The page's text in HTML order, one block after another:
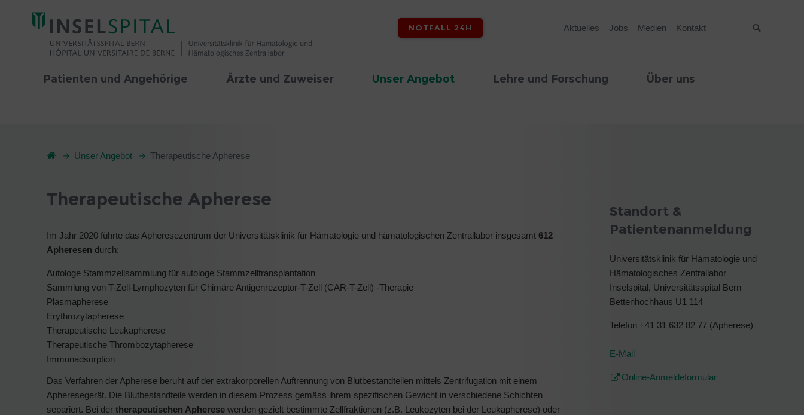
NOTFALL 24H Aktuelles Jobs Medien Kontakt
Patienten und Angehörige Ärzte und Zuweiser Unser Angebot Lehre und Forschung Über uns
Unser Angebot Therapeutische Apherese
Therapeutische Apherese
Im Jahr 2020 führte das Apheresezentrum der Universitätsklinik für Hämatologie und hämatologischen Zentrallabor insgesamt 612
Apheresen durch:
Autologe Stammzellsammlung für autologe Stammzelltransplantation
Sammlung von T-Zell-Lymphozyten für Chimäre Antigenrezeptor-T-Zell (CAR-T-Zell) -Therapie
Plasmapherese
Erythrozytapherese
Therapeutische Leukapherese
Therapeutische Thrombozytapherese
Immunadsorption
Das Verfahren der Apherese beruht auf der extrakorporellen Auftrennung von Blutbestandteilen mittels Zentrifugation mit einem
Apheresegerät. Die Blutbestandteile werden in diesem Prozess gemäss ihrem spezifischen Gewicht in verschiedene Schichten
separiert. Bei der therapeutischen Apherese werden gezielt bestimmte Zellfraktionen (z.B. Leukozyten bei der Leukapherese) oder
Standort &
Patientenanmeldung
Universitätsklinik für Hämatologie und
Hämatologisches Zentrallabor
Inselspital, Universitätsspital Bern
Bettenhochhaus U1 114
Telefon +41 31 632 82 77 (Apherese)
E-Mail
Online-Anmeldeformular